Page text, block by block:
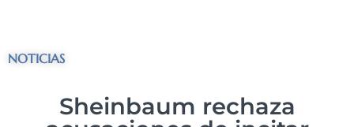
NOTICIAS
Sheinbaum rechaza